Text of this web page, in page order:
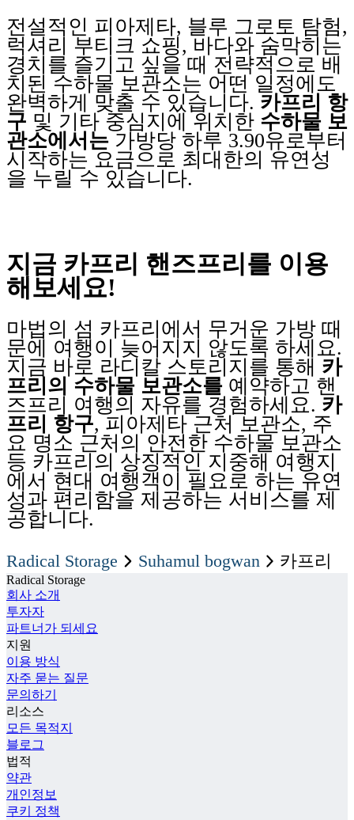
전설적인 피아제타, 블루 그로토 탐험,
럭셔리 부티크 쇼핑, 바다와 숨막히는
경치를 즐기고 싶을 때 전략적으로 배
치된 수하물 보관소는 어떤 일정에도
완벽하게 맞출 수 있습니다. 카프리 항
구 및 기타 중심지에 위치한 수하물 보
관소에서는 가방당 하루 3.90유로부터
시작하는 요금으로 최대한의 유연성
을 누릴 수 있습니다.
지금 카프리 핸즈프리를 이용
해보세요!
마법의 섬 카프리에서 무거운 가방 때
문에 여행이 늦어지지 않도록 하세요.
지금 바로 라디칼 스토리지를 통해 카
프리의 수하물 보관소를 예약하고 핸
즈프리 여행의 자유를 경험하세요. 카
프리 항구, 피아제타 근처 보관소, 주
요 명소 근처의 안전한 수하물 보관소
등 카프리의 상징적인 지중해 여행지
에서 현대 여행객이 필요로 하는 유연
성과 편리함을 제공하는 서비스를 제
공합니다.
Radical Storage suhamul bogwan 카프리
Radical Storage
회사 소개
투자자
파트너가 되세요
지원
이용 방식
자주 묻는 질문
문의하기
리소스
모든 목적지
블로그
법적
약관
개인정보
쿠키 정책